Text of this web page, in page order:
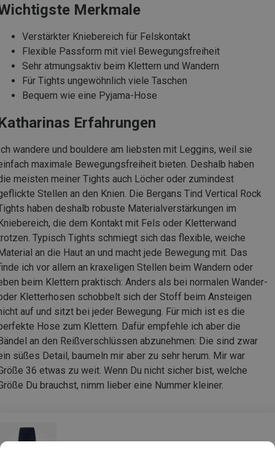
Merkmale
Verstärkter Kniebereich für Felskontakt
Flexible Passform mit viel Bewegungsfreiheit
Sehr atmungsaktiv beim Klettern und Wandern
Für Tights ungewöhnlich viele Taschen
Bequem wie eine Pyjama-Hose
Erfahrungen
wandere und bouldere am liebsten mit Leggins, weil sie
maximale Bewegungsfreiheit bieten. Deshalb haben
meisten meiner Tights auch Löcher oder zumindest
Stellen an den Knien. Die Bergans Tind Vertical Rock
haben deshalb robuste Materialverstärkungen im
die dem Kontakt mit Fels oder Kletterwand
Typisch Tights schmiegt sich das flexible, weiche
an die Haut an und macht jede Bewegung mit. Das
ich vor allem an kraxeligen Stellen beim Wandern oder
beim Klettern praktisch: Anders als bei normalen Wander-
Kletterhosen schobbelt sich der Stoff beim Ansteigen
auf und sitzt bei jeder Bewegung. Für mich ist es die
Hose zum Klettern. Dafür empfehle ich aber die
an den Reißverschlüssen abzunehmen: Die sind zwar
süßes Detail, baumeln mir aber zu sehr herum. Mir war
36 etwas zu weit. Wenn Du nicht sicher bist, welche
Du brauchst, nimm lieber eine Nummer kleiner.